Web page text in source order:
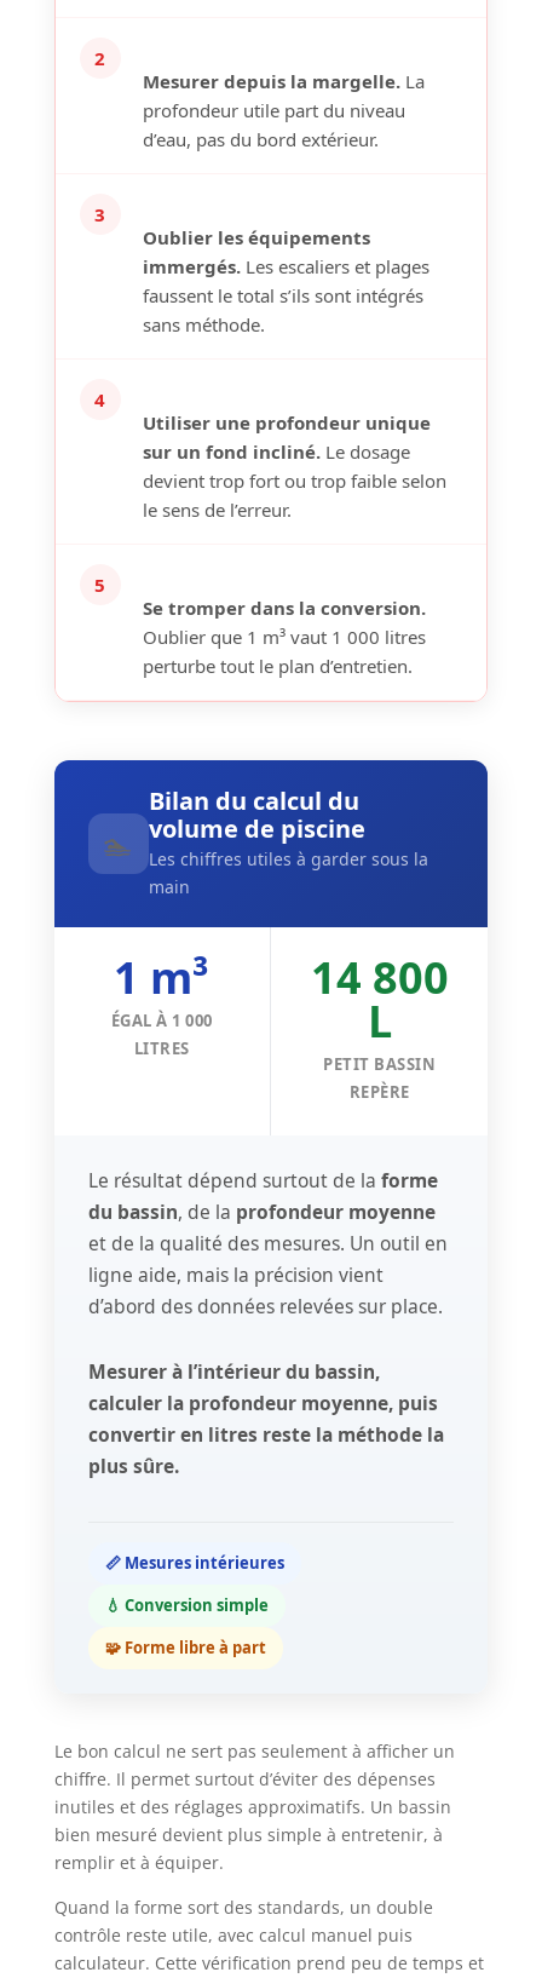
2
Mesurer depuis la margelle.La
profondeur utile part du niveau
d’eau, pas du bord extérieur.
3
Oublier les équipements
immergés.Les escaliers et plages
faussent le total s’ils sont intégrés
sans méthode.
4
Utiliser une profondeur unique
sur un fond incliné.Le dosage
devient trop fort ou trop faible selon
le sens de l’erreur.
5
Se tromper dans la conversion.
Oublier que 1 m³ vaut 1 000 litres
perturbe tout le plan d’entretien.
🏊
Bilan du calcul du
volume de piscine
Les chiffres utiles à garder sous la
main
1 m³
ÉGAL À 1 000
LITRES
14 800
L
PETIT BASSIN
REPÈRE
Le résultat dépend surtout de la forme
du bassin, de la profondeur moyenne
et de la qualité des mesures. Un outil en
ligne aide, mais la précision vient
d’abord des données relevées sur place.
Mesurer à l’intérieur du bassin,
calculer la profondeur moyenne, puis
convertir en litres reste la méthode la
plus sûre.
📏 Mesures intérieures
💧 Conversion simple
🧩 Forme libre à part
Le bon calcul ne sert pas seulement à afficher un
chiffre. Il permet surtout d’éviter des dépenses
inutiles et des réglages approximatifs. Un bassin
bien mesuré devient plus simple à entretenir, à
remplir et à équiper.
Quand la forme sort des standards, un double
contrôle reste utile, avec calcul manuel puis
calculateur. Cette vérification prend peu de temps et